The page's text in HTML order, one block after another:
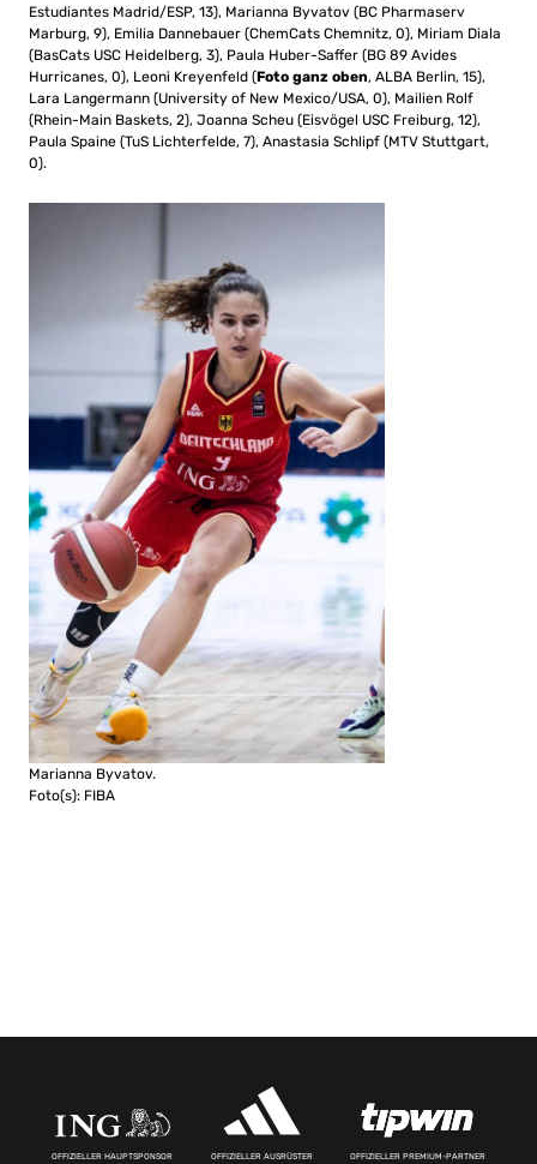
Estudiantes Madrid/ESP, 13), Marianna Byvatov (BC Pharmaserv
Marburg, 9), Emilia Dannebauer (ChemCats Chemnitz, 0), Miriam Diala
(BasCats USC Heidelberg, 3), Paula Huber-Saffer (BG 89 Avides
Hurricanes, 0), Leoni Kreyenfeld (Foto ganz oben, ALBA Berlin, 15),
Lara Langermann (University of New Mexico/USA, 0), Mailien Rolf
(Rhein-Main Baskets, 2), Joanna Scheu (Eisvögel USC Freiburg, 12),
Paula Spaine (TuS Lichterfelde, 7), Anastasia Schlipf (MTV Stuttgart,
0).
Marianna Byvatov.
Foto(s): FIBA
OFFIZIELLER HAUPTSPONSOR OFFIZIELLER AUSRÜSTER OFFIZIELLER PREMIUM-PARTNER